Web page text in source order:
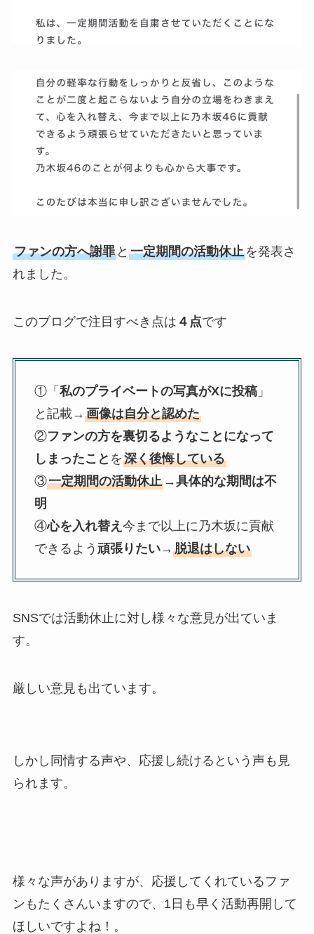
ファンの方へ謝罪と 一定期間の活動休止を発表さ
れました。
このブログで注目すべき点は ４点です
①「 私のプライベートの写真がXに投稿」
と記載→ 画像は自分と認めた
②ファンの方を裏切るようなことになって
しまったこと を深く後悔している
③一定期間の活動休止→具体的な期間は不
明
④心を入れ替え 今まで以上に乃木坂に貢献
できるよう 頑張りたい→ 脱退はしない
SNSでは活動休止に対し様々な意見が出ていま
す。
厳しい意見も出ています。
しかし同情する声や、応援し続けるという声も見
られます。
様々な声がありますが、応援してくれているファ
ンもたくさんいますので、1日も早く活動再開して
ほしいですよね！。